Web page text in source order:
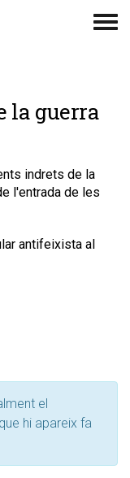
la guerra
indrets de la
l'entrada de les
antifeixista al
el
hi apareix fa